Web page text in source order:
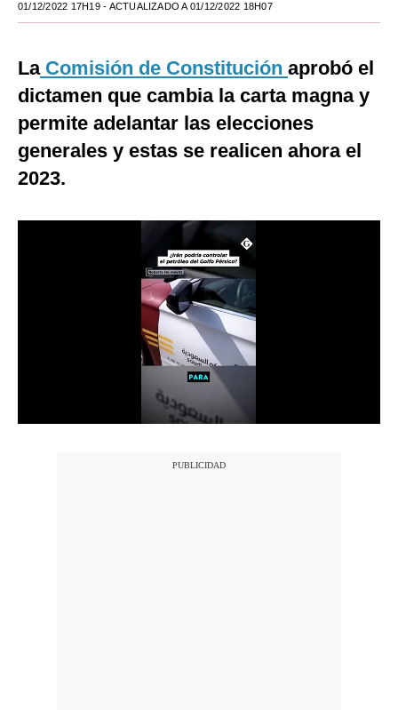
Estilos
Mundo
EEUU
México
España
01/12/2022 17H19- ACTUALIZADO A 01/12/2022 18H07
LaComisión de Constitución aprobó el
dictamen que cambia la carta magna y
permite adelantar las elecciones
generales y estas se realicen ahora el
2023.